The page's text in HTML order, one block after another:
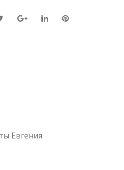
Twitter Google+LinkedIn
Евгения